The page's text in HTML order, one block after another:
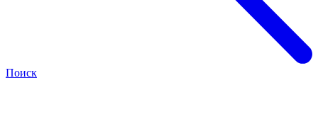
Поиск